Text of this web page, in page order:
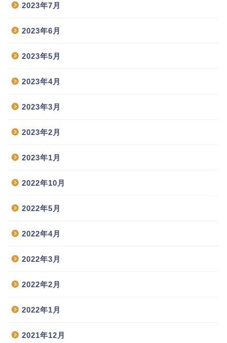
2023年7月
2023年6月
2023年5月
2023年4月
2023年3月
2023年2月
2023年1月
2022年10月
2022年5月
2022年4月
2022年3月
2022年2月
2022年1月
2021年12月